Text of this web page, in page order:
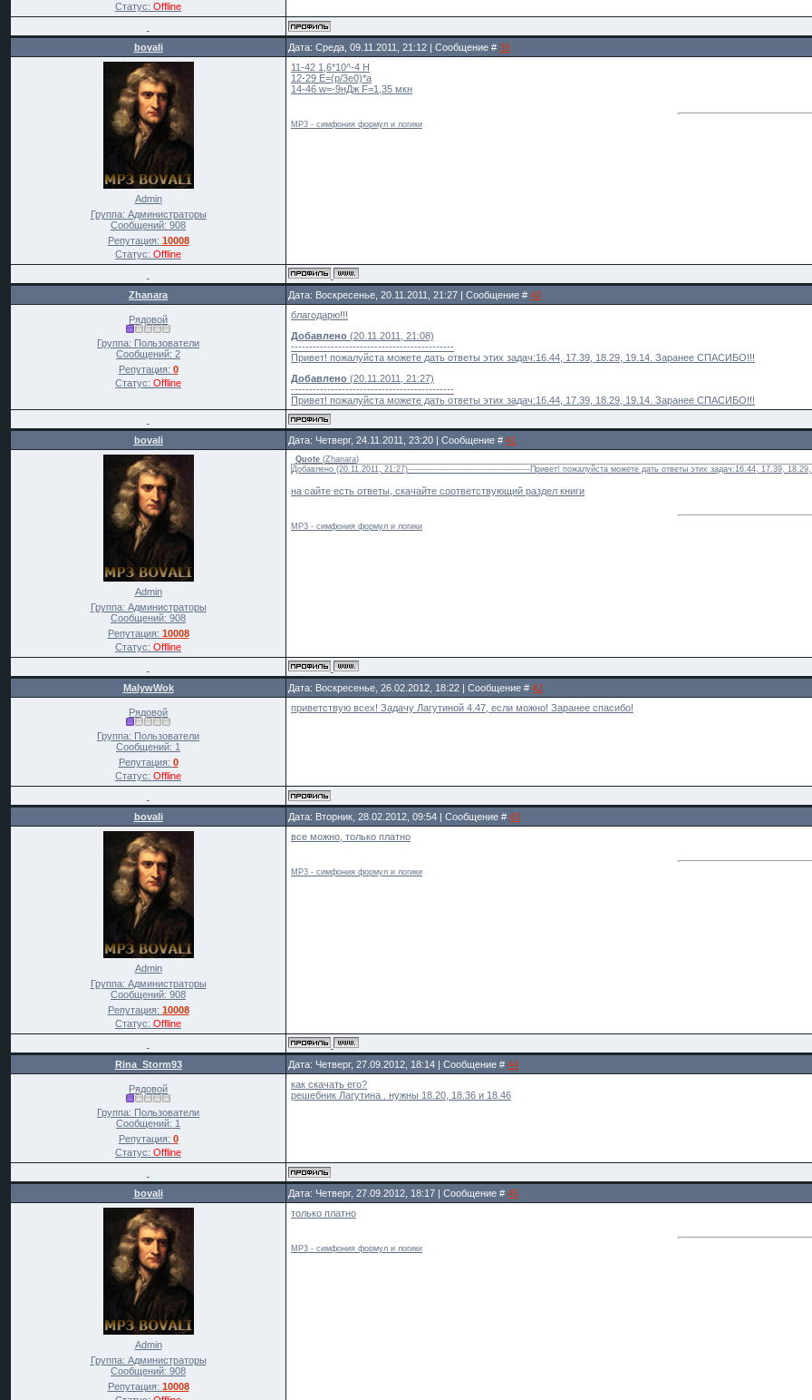
Статус: Offline
bovali Дата: Среда, 09.11.2011, 21:12 | Сообщение # 39
Admin
Группа: Администраторы
Сообщений: 908
Репутация: 10008
Статус: Offline
11-42 1,6*10^-4 H
12-29 E=(p/3e0)*a
14-46 w=-9нДж F=1,35 мкн
MP3 - симфония формул и логики
Zhanara Дата: Воскресенье, 20.11.2011, 21:27 | Сообщение # 40
Рядовой
Группа: Пользователи
Сообщений: 2
Репутация: 0
Статус: Offline
благодарю!!!
Добавлено (20.11.2011, 21:08)
---------------------------------------------
Привет! пожалуйста можете дать ответы этих задач:16.44, 17.39, 18.29, 19.14. Заранее СПАСИБО!!!
Добавлено (20.11.2011, 21:27)
---------------------------------------------
Привет! пожалуйста можете дать ответы этих задач:16.44, 17.39, 18.29, 19.14. Заранее СПАСИБО!!!
bovali Дата: Четверг, 24.11.2011, 23:20 | Сообщение # 41
Admin
Группа: Администраторы
Сообщений: 908
Репутация: 10008
Статус: Offline
Quote (Zhanara)
Добавлено (20.11.2011, 21:27)---------------------------------------------Привет! пожалуйста можете дать ответы этих задач:16.44, 17.39,
на сайте есть ответы, скачайте соответствующий раздел книги
MP3 - симфония формул и логики
MalywWok Дата: Воскресенье, 26.02.2012, 18:22 | Сообщение # 42
Рядовой
Группа: Пользователи
Сообщений: 1
Репутация: 0
Статус: Offline
приветствую всех! Задачу Лагутиной 4.47, если можно! Заранее спасибо!
bovali Дата: Вторник, 28.02.2012, 09:54 | Сообщение # 43
Admin
Группа: Администраторы
Сообщений: 908
Репутация: 10008
Статус: Offline
все можно, только платно
MP3 - симфония формул и логики
Rina_Storm93 Дата: Четверг, 27.09.2012, 18:14 | Сообщение # 44
Рядовой
Группа: Пользователи
Сообщений: 1
Репутация: 0
Статус: Offline
как скачать его?
решебник Лагутина . нужны 18.20, 18.36 и 18.46
bovali Дата: Четверг, 27.09.2012, 18:17 | Сообщение # 45
Admin
Группа: Администраторы
Сообщений: 908
Репутация: 10008
только платно
MP3 - симфония формул и логики